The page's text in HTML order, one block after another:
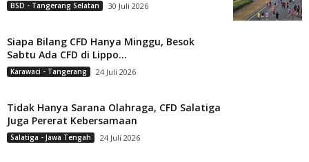
BSD - Tangerang Selatan 30 Juli 2026
Siapa Bilang CFD Hanya Minggu, Besok
Sabtu Ada CFD di Lippo...
Karawaci - Tangerang 24 Juli 2026
Tidak Hanya Sarana Olahraga, CFD Salatiga
Juga Pererat Kebersamaan
Salatiga - Jawa Tengah 24 Juli 2026